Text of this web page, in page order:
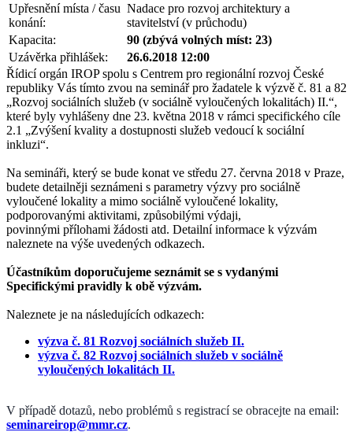
Upřesnění místa / času
konání:
Nadace pro rozvoj architektury a
stavitelství (v průchodu)
Kapacita:
90 (zbývá volných míst: 23)
Uzávěrka přihlášek:
26.6.2018 12:00
Řídicí orgán IROP spolu s Centrem pro regionální rozvoj České
republiky Vás tímto zvou na seminář pro žadatele k výzvě č. 81 a 82
„Rozvoj sociálních služeb (v sociálně vyloučených lokalitách) II.“,
které byly vyhlášeny dne 23. května 2018 v rámci specifického cíle
2.1 „Zvýšení kvality a dostupnosti služeb vedoucí k sociální
inkluzi“.
Na semináři, který se bude konat ve středu 27. června 2018 v Praze,
budete detailněji seznámeni s parametry výzvy pro sociálně
vyloučené lokality a mimo sociálně vyloučené lokality,
podporovanými aktivitami, způsobilými výdaji,
povinnými přílohami žádosti atd. Detailní informace k výzvám
naleznete na výše uvedených odkazech.
Účastníkům doporučujeme seznámit se s vydanými
Specifickými pravidly k obě výzvám.
Naleznete je na následujících odkazech:
výzva č. 81 Rozvoj sociálních služeb II.
výzva č. 82 Rozvoj sociálních služeb v sociálně
vyloučených lokalitách II.
V případě dotazů, nebo problémů s registrací se obracejte na email:
seminareirop@mmr.cz.